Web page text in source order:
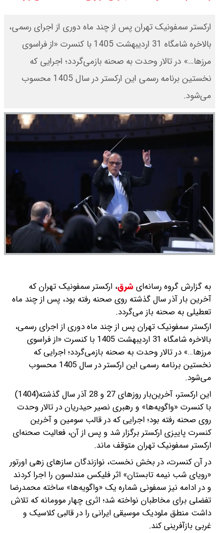
برتر می رسد ؟
سی ان ان گزارش داد : ترامپ ۲ سنگر
سنتی جمهوری‌خواهان را از دست می
دهد؟
بنزین برای دولت چقدر تمام می شود؟
یک ادعا: برخی مالکان اجاره بها را ۶۰
درصد افزایش می دهند
ارکستر سمفونیک تهران پس از چند ماه دوری از اجرای رسمی،
بالاخره شامگاه 31 اردیبهشت‌ 1405 با کنسرت «از فراسوی
مرزها…» در تالار وحدت به صحنه بازمی‌گردد؛ اجرایی که
نخستین برنامه رسمی این ارکستر در سال 1405 محسوب
می‌شود.
به گزارش گروه رسانه‌ایشرق، ارکستر سمفونیک تهران که
آخرین بار آذر سال گذشته روی صحنه رفته بود، پس از چند ماه
تعطیلی به صحنه باز می‌گردد.
ارکستر سمفونیک تهران پس از چند ماه دوری از اجرای رسمی،
بالاخره شامگاه 31 اردیبهشت‌ 1405 با کنسرت «از فراسوی
مرزها…» در تالار وحدت به صحنه بازمی‌گردد؛ اجرایی که
نخستین برنامه رسمی این ارکستر در سال 1405 محسوب
می‌شود.
این ارکستر، آخرین‌بار روزهای 27 و 28 آذر سال گذشته(1404)
با کنسرت «واگویه‌ها» و رهبری نصیر حیدریان در تالار وحدت
روی صحنه رفته بود؛ اجرایی که در قالب سومین و آخرین
کنسرت پاییزی ارکستر برگزار شد و پس از آن، فعالیت صحنه‌ای
ارکستر سمفونیک تهران متوقف ماند.
در آن کنسرت، در بخش نخست، نوازندگان سازهای زهی اورتور
«رویای شب نیمه تابستان» اثر فلیکس مندلسون را اجرا کردند
و در ادامه نیز سمفونی شماره یک «واگویه‌ها» ساخته محمدرضا
تفضلی برای مخاطبان نواخته شد؛ اثری چهار موومانه که تلاش
داشت منطق ملودیک موسیقی ایرانی را در قالبی کلاسیک و
غربی بازآفرینی کند.